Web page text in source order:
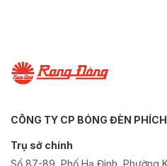
CÔNG TY CP BÓNG ĐÈN
Trụ sở chính